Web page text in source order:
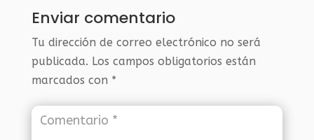
Enviar comentario
Tu dirección de correo electrónico no será
publicada. Los campos obligatorios están
marcados con *